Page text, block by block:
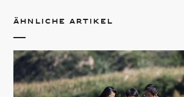
Ähnliche Artikel